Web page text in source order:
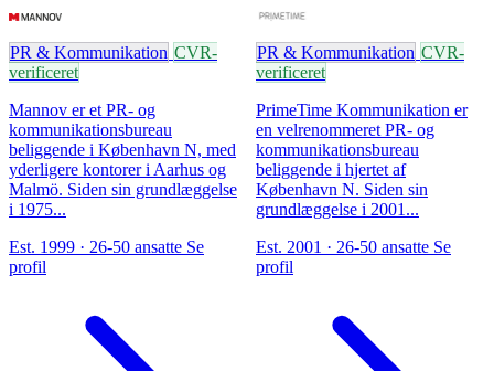
PR & Kommunikation CVR-
verificeret
Mannov er et PR- og
kommunikationsbureau
beliggende i København N, med
yderligere kontorer i Aarhus og
Malmö. Siden sin grundlæggelse
i 1975...
Est. 1999 · 26-50 ansatte Se
profil
PR & Kommunikation CVR-
verificeret
PrimeTime Kommunikation er
en velrenommeret PR- og
kommunikationsbureau
beliggende i hjertet af
København N. Siden sin
grundlæggelse i 2001...
Est. 2001 · 26-50 ansatte Se
profil